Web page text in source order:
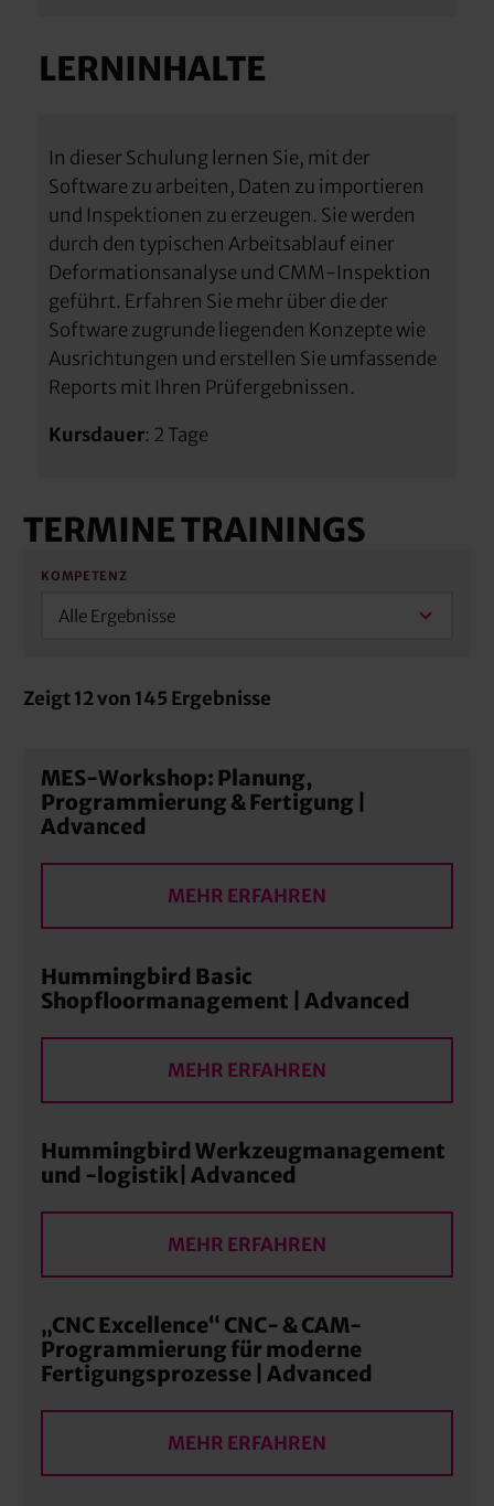
LERNINHALTE
In dieser Schulung lernen Sie, mit der
Software zu arbeiten, Daten zu importieren
und Inspektionen zu erzeugen. Sie werden
durch den typischen Arbeitsablauf einer
Deformationsanalyse und CMM-Inspektion
geführt. Erfahren Sie mehr über die der
Software zugrunde liegenden Konzepte wie
Ausrichtungen und erstellen Sie umfassende
Reports mit Ihren Prüfergebnissen.
Kursdauer: 2 Tage
TERMINE TRAININGS
KOMPETENZ
Alle Ergebnisse
Zeigt12von 145 Ergebnisse
MES-Workshop: Planung,
Programmierung & Fertigung |
Advanced
MEHR ERFAHREN
Hummingbird Basic
Shopfloormanagement | Advanced
MEHR ERFAHREN
Hummingbird Werkzeugmanagement
und -logistik| Advanced
MEHR ERFAHREN
„CNC Excellence“ CNC- & CAM-
Programmierung für moderne
Fertigungsprozesse | Advanced
MEHR ERFAHREN